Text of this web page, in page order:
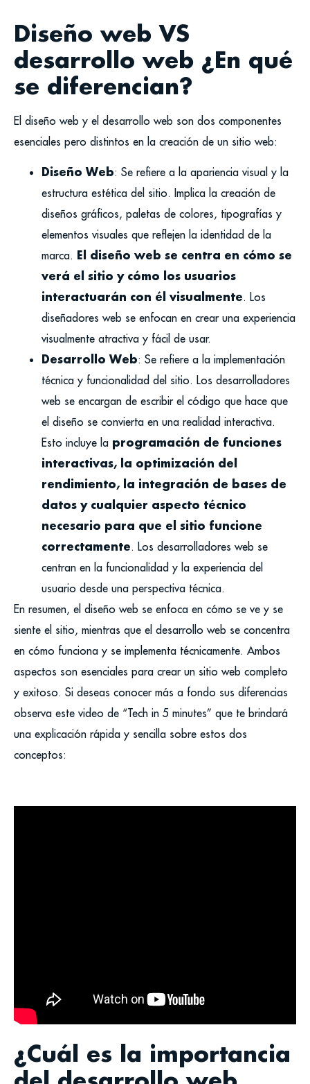
Diseño web VS
desarrollo web ¿En qué
se diferencian?
El diseño web y el desarrollo web son dos componentes
esenciales pero distintos en la creación de un sitio web:
Diseño Web: Se refiere a la apariencia visual y la
estructura estética del sitio. Implica la creación de
diseños gráficos, paletas de colores, tipografías y
elementos visuales que reflejen la identidad de la
marca. El diseño web se centra en cómo se
verá el sitio y cómo los usuarios
interactuarán con él visualmente. Los
diseñadores web se enfocan en crear una experiencia
visualmente atractiva y fácil de usar.
Desarrollo Web: Se refiere a la implementación
técnica y funcionalidad del sitio. Los desarrolladores
web se encargan de escribir el código que hace que
el diseño se convierta en una realidad interactiva.
Esto incluye la programación de funciones
interactivas, la optimización del
rendimiento, la integración de bases de
datos y cualquier aspecto técnico
necesario para que el sitio funcione
correctamente. Los desarrolladores web se
centran en la funcionalidad y la experiencia del
usuario desde una perspectiva técnica.
En resumen, el diseño web se enfoca en cómo se ve y se
siente el sitio, mientras que el desarrollo web se concentra
en cómo funciona y se implementa técnicamente. Ambos
aspectos son esenciales para crear un sitio web completo
y exitoso. Si deseas conocer más a fondo sus diferencias
observa este video de “Tech in 5 minutes” que te brindará
una explicación rápida y sencilla sobre estos dos
conceptos:
¿Cuál es la importancia